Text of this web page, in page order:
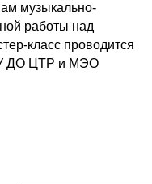
музыкально-
работы над
класс проводится
ДО ЦТР и МЭО